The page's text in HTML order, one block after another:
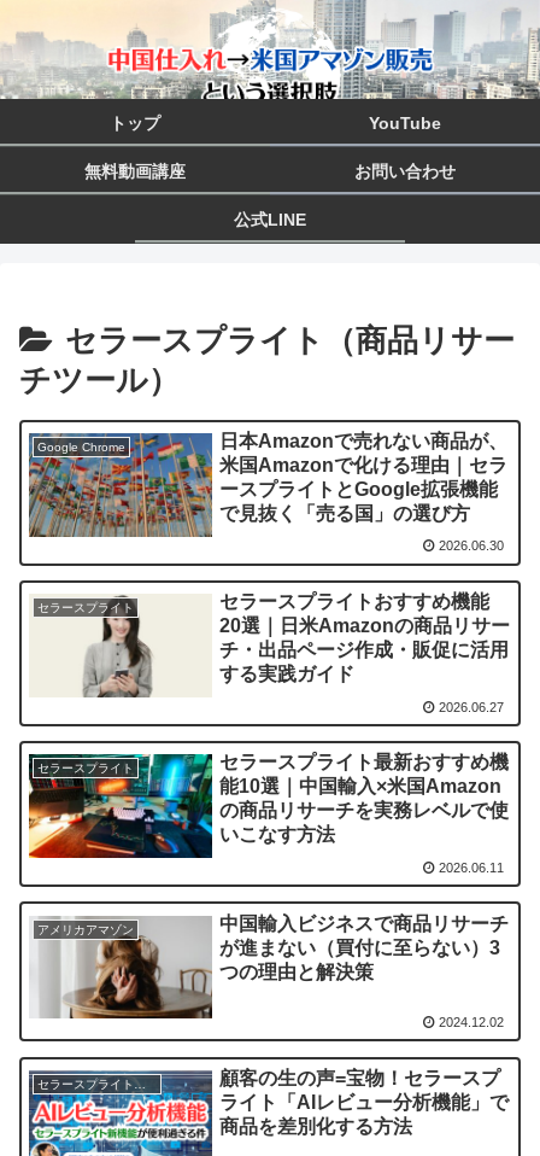
トップ YouTube
無料動画講座 お問い合わせ
公式LINE
セラースプライト（商品リサー
チツール）
Google Chrome
日本Amazonで売れない商品が、
米国Amazonで化ける理由｜セラ
ースプライトとGoogle拡張機能
で見抜く「売る国」の選び方
2026.06.30
セラースプライト
セラースプライトおすすめ機能
20選｜日米Amazonの商品リサー
チ・出品ページ作成・販促に活用
する実践ガイド
2026.06.27
セラースプライト
セラースプライト最新おすすめ機
能10選｜中国輸入×米国Amazon
の商品リサーチを実務レベルで使
いこなす方法
2026.06.11
アメリカアマゾン
中国輸入ビジネスで商品リサーチ
が進まない（買付に至らない）3
つの理由と解決策
2024.12.02
セラースプライト（商品リサーチツール）
顧客の生の声=宝物！セラースプ
ライト「AIレビュー分析機能」で
商品を差別化する方法